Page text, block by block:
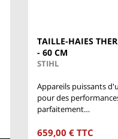
TAILLE-HAIES
- 60 CM
STIHL
Appareils puissants
pour des
parfaitement…
659,00 € TTC